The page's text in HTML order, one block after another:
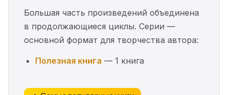
Большая часть произведений объединена
в продолжающиеся циклы. Серии —
основной формат для творчества автора:
Полезная книга — 1 книга